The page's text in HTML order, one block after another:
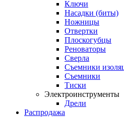
Ключи
Насадки (биты)
Ножницы
Отвертки
Плоскогубцы
Реноваторы
Сверла
Съемники
Съемники
Тиски
Электроинструменты
Дрели
Распродажа